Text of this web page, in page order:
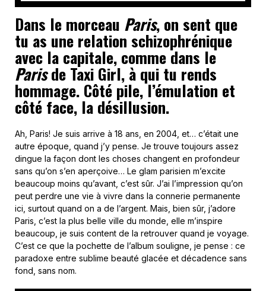
Dans le morceau Paris, on sent que
tu as une relation schizophrénique
avec la capitale, comme dans le
Parisde Taxi Girl, à qui tu rends
hommage. Côté pile, l’émulation et
côté face, la désillusion.
Ah, Paris! Je suis arrive à 18 ans, en 2004, et… c’était une
autre époque, quand j’y pense. Je trouve toujours assez
dingue la façon dont les choses changent en profondeur
sans qu’on s’en aperçoive… Le glam parisien m’excite
beaucoup moins qu’avant, c’est sûr. J’ai l’impression qu’on
peut perdre une vie à vivre dans la connerie permanente
ici, surtout quand on a de l’argent. Mais, bien sûr, j’adore
Paris, c’est la plus belle ville du monde, elle m’inspire
beaucoup, je suis content de la retrouver quand je voyage.
C’est ce que la pochette de l’album souligne, je pense : ce
paradoxe entre sublime beauté glacée et décadence sans
fond, sans nom.